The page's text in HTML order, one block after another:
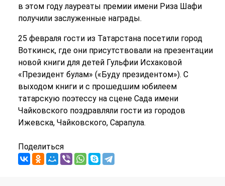
в этом году лауреаты премии имени Риза Шафи
получили заслуженные награды.
25 февраля гости из Татарстана посетили город
Воткинск, где они присутствовали на презентации
новой книги для детей Гульфии Исхаковой
«Президент булам» («Буду президентом»). С
выходом книги и с прошедшим юбилеем
татарскую поэтессу на сцене Сада имени
Чайковского поздравляли гости из городов
Ижевска, Чайковского, Сарапула.
Поделиться